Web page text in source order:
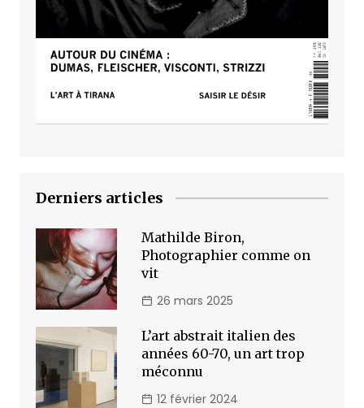
Derniers articles
Mathilde Biron,
Photographier comme on
vit
26 mars 2025
L’art abstrait italien des
années 60-70, un art trop
méconnu
12 février 2024